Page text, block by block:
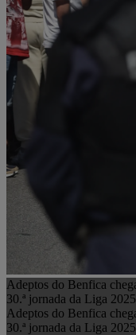
Adeptos do Benfica
30.ª jornada da Liga
Adeptos do Benfica
30.ª jornada da Liga